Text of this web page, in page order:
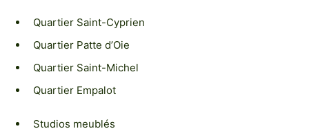
Quartier Saint-Cyprien
Quartier Patte d’Oie
Quartier Saint-Michel
Quartier Empalot
Studios meublés